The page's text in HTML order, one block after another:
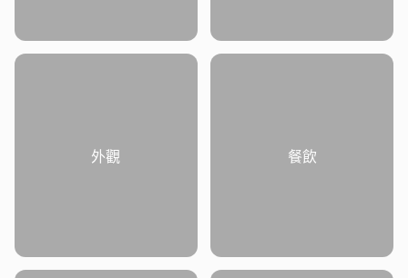
外觀 餐飲